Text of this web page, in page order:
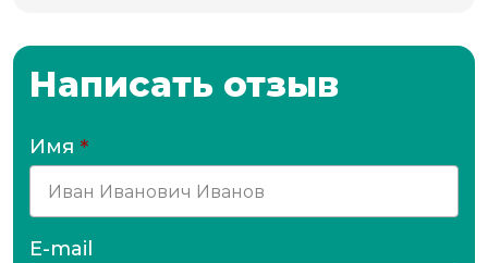
Написать отзыв
Имя *
E-mail